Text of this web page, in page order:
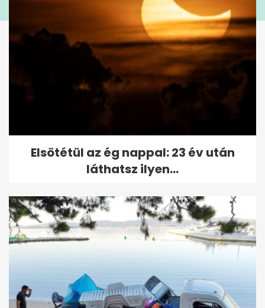
Elsötétül az ég nappal: 23 év után
láthatsz ilyen...